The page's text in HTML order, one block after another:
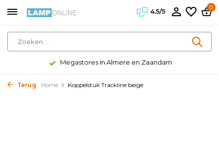
4.5/5
0
Megastores in Almere en Zaandam
Terug Home Koppelstuk Trackline beige